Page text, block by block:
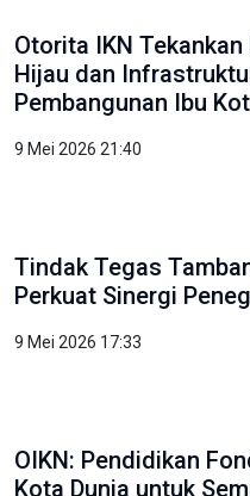
Otorita IKN
Hijau dan
Pembangunan Ibu
9 Mei 2026 21:40
Tindak Tegas
Perkuat Sinergi
9 Mei 2026 17:33
OIKN: Pendidikan
Kota Dunia untuk